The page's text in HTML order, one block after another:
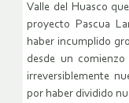
Valle del Huasco
proyecto Pascua
haber incumplido
desde un
irreversiblemente
por haber dividido